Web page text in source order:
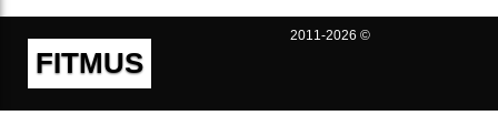
FITMUS
2011-2026 ©